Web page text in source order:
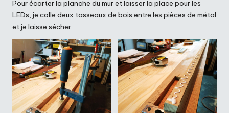
Pour écarter la planche du mur et laisser la place pour les
LEDs, je colle deux tasseaux de bois entre les pièces de métal
et je laisse sécher.